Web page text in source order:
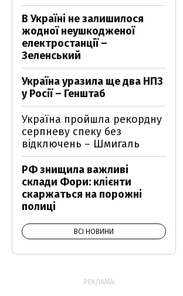
В Україні не залишилося
жодної неушкодженої
електростанції –
Зеленський
Україна уразила ще два НПЗ
у Росії – Генштаб
Україна пройшла рекордну
серпневу спеку без
відключень – Шмигаль
РФ знищила важливі
склади Фори: клієнти
скаржаться на порожні
полиці
ВСІ НОВИНИ
РЕКЛАМА: